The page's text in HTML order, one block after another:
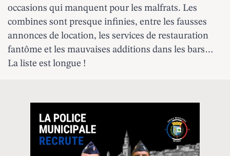
occasions qui manquent pour les malfrats. Les
combines sont presque infinies, entre les fausses
annonces de location, les services de restauration
fantôme et les mauvaises additions dans les bars…
La liste est longue !